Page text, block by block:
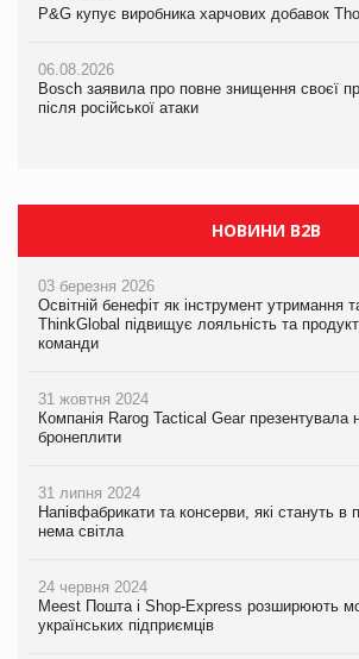
P&G купує виробника харчових добавок
06.08.2026
Bosch заявила про повне знищення своєї
після російської атаки
новинки від ТМ ТОКЕРИ
Сергій Лісунов про заморожені
P&G купує виробника харчових добавок
06.08.2026
Bosch заявила про повне знищення своєї
після російської атаки
НОВИНИ B2B
03 березня 2026
Освітній бенефіт як інструмент утримання
ThinkGlobal підвищує лояльність та
команди
31 жовтня 2024
Компанія Rarog Tactical Gear презентувала
бронеплити
31 липня 2024
Напівфабрикати та консерви, які стануть в
нема світла
24 червня 2024
Meest Пошта і Shop-Express розширюють
українських підприємців